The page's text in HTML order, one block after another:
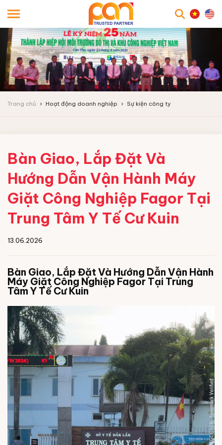
Trang chủ Hoạt động doanh nghiệp Sự kiện công ty
Bàn Giao, Lắp Đặt Và
Hướng Dẫn Vận Hành Máy
Giặt Công Nghiệp Fagor Tại
Trung Tâm Y Tế Cư Kuin
13.06.2026
Bàn Giao, Lắp Đặt Và Hướng Dẫn Vận Hành
Máy Giặt Công Nghiệp Fagor Tại Trung
Tâm Y Tế Cư Kuin